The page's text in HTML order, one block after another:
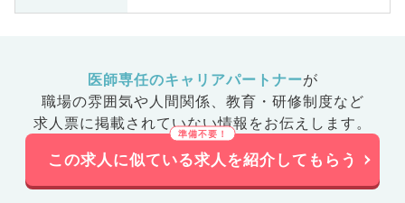
医師専任のキャリアパートナーが
職場の雰囲気や人間関係、 教育・研修制度など
求人票に掲載されていない情報をお伝えします。
この求人に似ている求人を紹介してもらう